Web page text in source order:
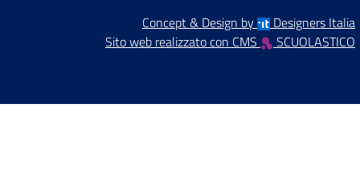
Concept & Design by
Designers Italia
Sito web realizzato con CMS
SCUOLASTICO